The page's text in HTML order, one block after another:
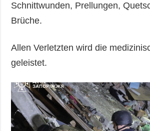
Schnittwunden, Prellungen,
Brüche.
Allen Verletzten wird die
geleistet.